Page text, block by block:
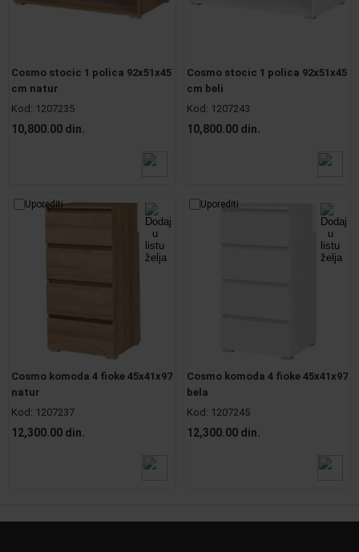
Cosmo stocic 1 polica 92x51x45
cm natur
Kod: 1207235
10,800.00 din.
Cosmo stocic 1 polica 92x51x45
cm beli
Kod: 1207243
10,800.00 din.
Uporediti
Cosmo komoda 4 fioke 45x41x97
natur
Kod: 1207237
12,300.00 din.
Uporediti
Cosmo komoda 4 fioke 45x41x97
bela
Kod: 1207245
12,300.00 din.